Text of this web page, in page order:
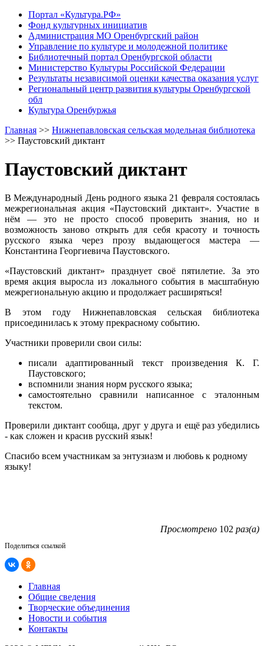
Портал «Культура.РФ»
Фонд культурных инициатив
Администрация МО Оренбургский район
Управление по культуре и молодежной политике
Библиотечный портал Оренбургской области
Министерство Культуры Российской Федерации
Результаты независимой оценки качества оказания услуг
Региональный центр развития культуры Оренбургской
обл
Культура Оренбуржья
Главная >> Нижнепавловская сельская модельная библиотека
>> Паустовский диктант
Паустовский диктант
В Международный День родного языка 21 февраля состоялась
межрегиональная акция «Паустовский диктант». Участие в
нём — это не просто способ проверить знания, но и
возможность заново открыть для себя красоту и точность
русского языка через прозу выдающегося мастера —
Константина Георгиевича Паустовского.
«Паустовский диктант» празднует своё пятилетие. За это
время акция выросла из локального события в масштабную
межрегиональную акцию и продолжает расширяться!
В этом году Нижнепавловская сельская библиотека
присоединилась к этому прекрасному событию.
Участники проверили свои силы:
писали адаптированный текст произведения К. Г.
Паустовского;
вспомнили знания норм русского языка;
самостоятельно сравнили написанное с эталонным
текстом.
Проверили диктант сообща, друг у друга и ещё раз убедились
- как сложен и красив русский язык!
Спасибо всем участникам за энтузиазм и любовь к родному
языку!
Просмотрено 102 раз(а)
Поделиться ссылкой
Главная
Общие сведения
Творческие объединения
Новости и события
Контакты